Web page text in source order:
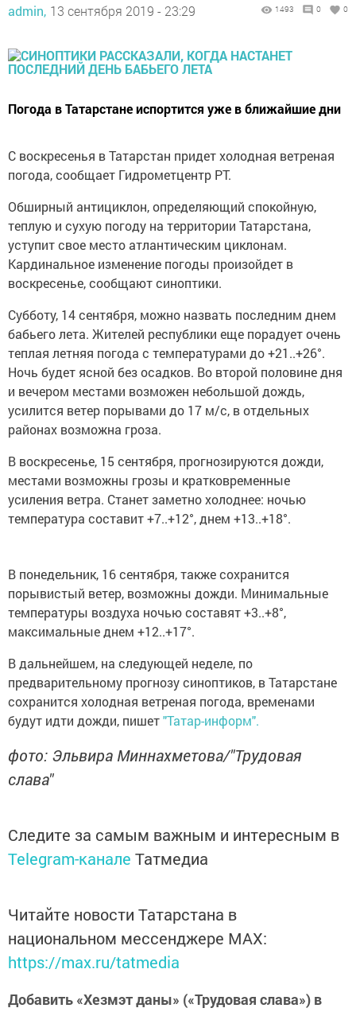
admin, 13 сентября 2019 - 23:29 1493 0 0
Погода в Татарстане испортится уже в ближайшие дни
С воскресенья в Татарстан придет холодная ветреная
погода, сообщает Гидрометцентр РТ.
Обширный антициклон, определяющий спокойную,
теплую и сухую погоду на территории Татарстана,
уступит свое место атлантическим циклонам.
Кардинальное изменение погоды произойдет в
воскресенье, сообщают синоптики.
Субботу, 14 сентября, можно назвать последним днем
бабьего лета. Жителей республики еще порадует очень
теплая летняя погода с температурами до +21..+26°.
Ночь будет ясной без осадков. Во второй половине дня
и вечером местами возможен небольшой дождь,
усилится ветер порывами до 17 м/с, в отдельных
районах возможна гроза.
В воскресенье, 15 сентября, прогнозируются дожди,
местами возможны грозы и кратковременные
усиления ветра. Станет заметно холоднее: ночью
температура составит +7..+12°, днем +13..+18°.
В понедельник, 16 сентября, также сохранится
порывистый ветер, возможны дожди. Минимальные
температуры воздуха ночью составят +3..+8°,
максимальные днем +12..+17°.
В дальнейшем, на следующей неделе, по
предварительному прогнозу синоптиков, в Татарстане
сохранится холодная ветреная погода, временами
будут идти дожди, пишет"Татар-информ".
фото: Эльвира Миннахметова/"Трудовая
слава"
Следите за самым важным и интересным в
Telegram-канале Татмедиа
Читайте новости Татарстана в
национальном мессенджере MАХ:
https://max.ru/tatmedia
Добавить «Хезмэт даны» («Трудовая слава») в